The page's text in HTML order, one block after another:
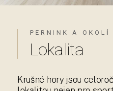
PERNINK A OKOLÍ
Lokalita
Krušné hory jsou